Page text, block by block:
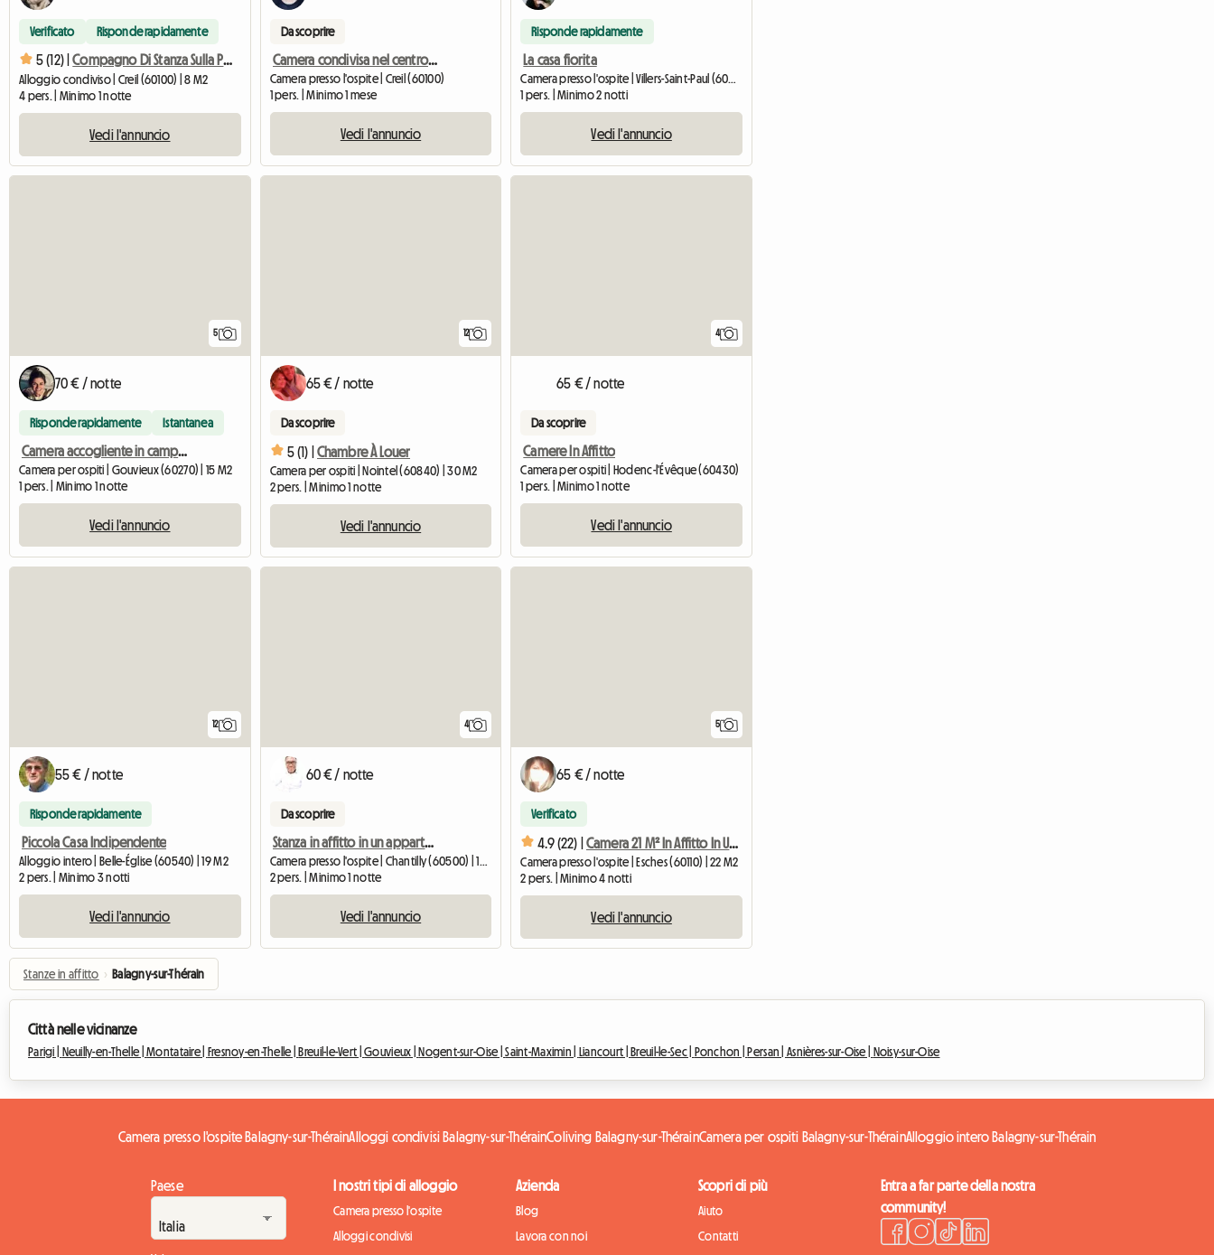
Verificato Risponde rapidamente
5 (12) | Compagno Di Stanza Sulla Péniche Orphée
Alloggio condiviso | Creil (60100) | 8 M2
4 pers. | Minimo 1 notte
Vedi l'annuncio
Da scoprire
Camera condivisa nel centro di Creil
Camera presso l'ospite | Creil (60100)
1 pers. | Minimo 1 mese
Vedi l'annuncio
Risponde rapidamente
La casa fiorita
Camera presso l'ospite | Villers-Saint-Paul (60870)
1 pers. | Minimo 2 notti
Vedi l'annuncio
5
70 € / notte
Risponde rapidamente Istantanea
Camera accogliente in campagna
Camera per ospiti | Gouvieux (60270) | 15 M2
1 pers. | Minimo 1 notte
Vedi l'annuncio
12
65 € / notte
Da scoprire
5 (1) | Chambre À Louer
Camera per ospiti | Nointel (60840) | 30 M2
2 pers. | Minimo 1 notte
Vedi l'annuncio
4
65 € / notte
Da scoprire
Camere In Affitto
Camera per ospiti | Hodenc-l'Évêque (60430)
1 pers. | Minimo 1 notte
Vedi l'annuncio
12
55 € / notte
Risponde rapidamente
Piccola Casa Indipendente
Alloggio intero | Belle-Église (60540) | 19 M2
2 pers. | Minimo 3 notti
Vedi l'annuncio
4
60 € / notte
Da scoprire
Stanza in affitto in un appartamento di 3 stanze a 300 metri dal castello di Chantilly
Camera presso l'ospite | Chantilly (60500) | 12 M2
2 pers. | Minimo 1 notte
Vedi l'annuncio
5
65 € / notte
Verificato
4.9 (22) | Camera 21 M² In Affitto In Un Padiglione
Camera presso l'ospite | Esches (60110) | 22 M2
2 pers. | Minimo 4 notti
Vedi l'annuncio
Stanze in affitto › Balagny-sur-Thérain
Città nelle vicinanze
Parigi | Neuilly-en-Thelle |Montataire | Fresnoy-en-Thelle | Breuil-le-Vert |Gouvieux | Nogent-sur-Oise |Saint-Maximin | Liancourt | Breuil-le-Sec | Ponchon | Persan | Asnières-sur-Oise | Noisy-sur-Oise
Camera presso l'ospite Balagny-sur-ThérainAlloggi condivisi Balagny-sur-ThérainColiving Balagny-sur-ThérainCamera per ospiti Balagny-sur-ThérainAlloggio intero Balagny-sur-Thérain
Paese I nostri tipi di alloggio
Camera presso l'ospite
Alloggi condivisi
Azienda
Blog
Lavora con noi
Scopri di più
Aiuto
Contatti
Entra a far parte della nostra
community!